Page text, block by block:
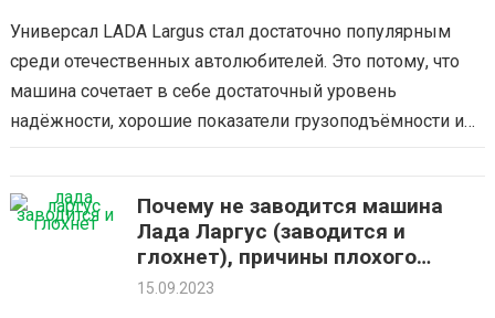
Универсал LADA Largus стал достаточно популярным
среди отечественных автолюбителей. Это потому, что
машина сочетает в себе достаточный уровень
надёжности, хорошие показатели грузоподъёмности и
Почему не заводится машина
Лада Ларгус (заводится и
глохнет), причины плохого
запуска
15.09.2023